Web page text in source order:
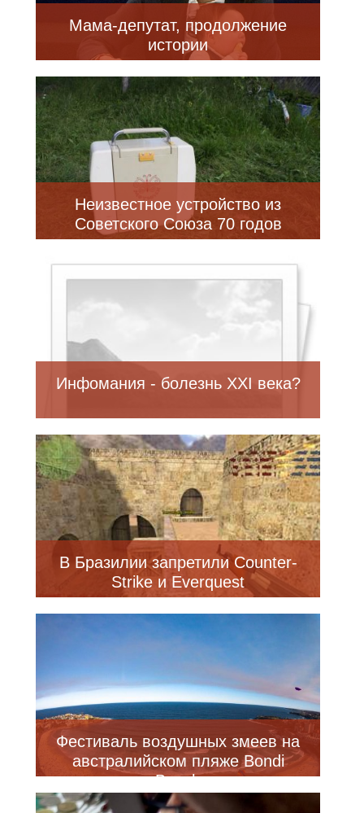
Мама-депутат, продолжение
истории
Неизвестное устройство из
Советского Союза 70 годов
Инфомания - болезнь XXI века?
В Бразилии запретили Counter-
Strike и Everquest
Фестиваль воздушных змеев на
австралийском пляже Bondi
Beach